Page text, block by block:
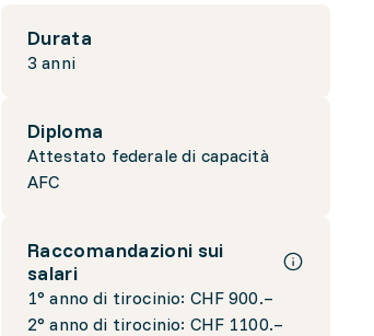
Durata
3 anni
Diploma
Attestato federale di capacità
AFC
Raccomandazioni sui
salari
1° anno di tirocinio: CHF 900.–
2° anno di tirocinio: CHF 1100.–